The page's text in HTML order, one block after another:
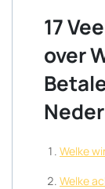
17
over
Welke
Welke